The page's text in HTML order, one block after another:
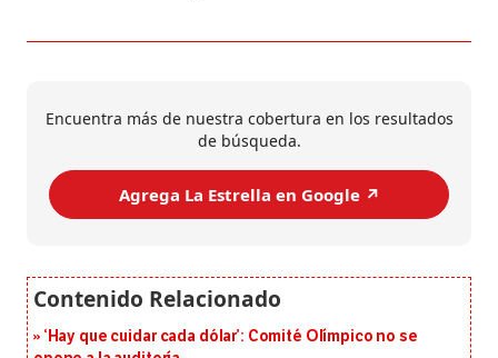
Encuentra más de nuestra cobertura en los resultados
de búsqueda.
Agrega La Estrella en Google ↗️
‘Hay que cuidar cada dólar’: Comité Olímpico no se